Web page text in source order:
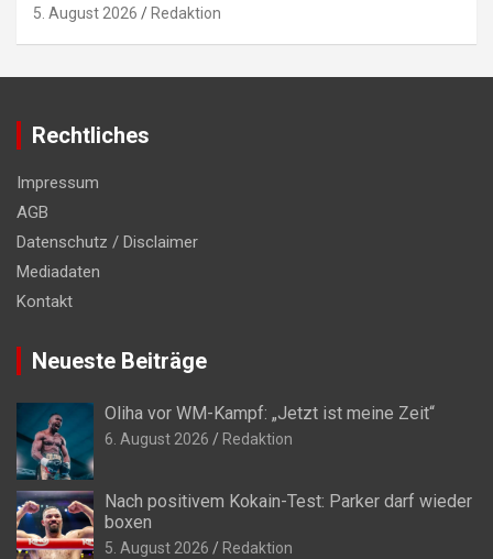
5. August 2026 Redaktion
Rechtliches
Impressum
AGB
Datenschutz / Disclaimer
Mediadaten
Kontakt
Neueste Beiträge
Oliha vor WM-Kampf: „Jetzt ist meine Zeit“
6. August 2026 Redaktion
Nach positivem Kokain-Test: Parker darf wieder
boxen
5. August 2026 Redaktion